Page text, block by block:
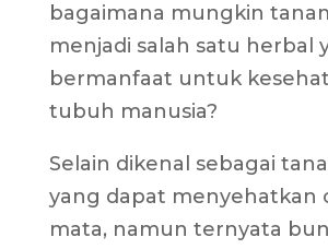
bagaimana mungkin
menjadi salah satu herbal
bermanfaat untuk
tubuh manusia?
Selain dikenal sebagai
yang dapat menyehatkan
mata, namun ternyata